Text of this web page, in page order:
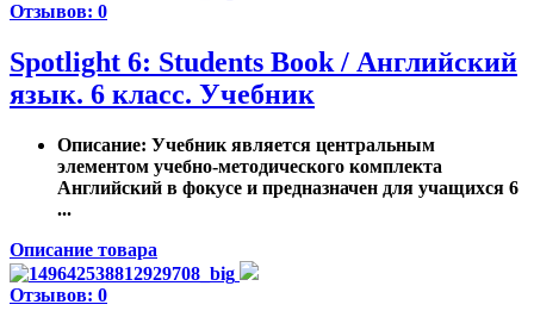
Отзывов: 0
Spotlight 6: Students Book / Английский
язык. 6 класс. Учебник
Описание: Учебник является центральным
элементом учебно-методического комплекта
Английский в фокусе и предназначен для учащихся 6
...
Описание товара
Отзывов: 0